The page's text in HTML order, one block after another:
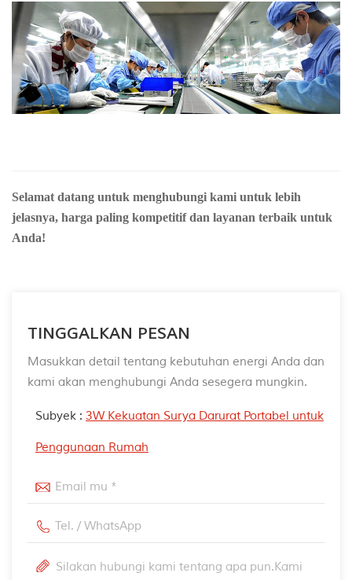
Selamat datang untuk menghubungi kami untuk lebih
jelasnya, harga paling kompetitif dan layanan terbaik untuk
Anda!
TINGGALKAN PESAN
Masukkan detail tentang kebutuhan energi Anda dan
kami akan menghubungi Anda sesegera mungkin.
Subyek : 3W Kekuatan Surya Darurat Portabel untuk
Penggunaan Rumah